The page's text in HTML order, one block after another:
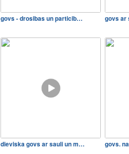
govs - drosibas un particib… govs ar
dieviska govs ar sauli un m… govs.